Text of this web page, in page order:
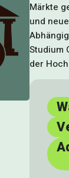
Märkte
und
Studium
der